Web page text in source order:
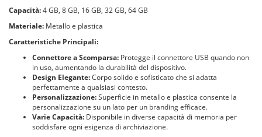
Capacità:4 GB, 8 GB, 16 GB, 32 GB, 64 GB
Materiale: Metallo e plastica
Caratteristiche Principali:
Connettore a Scomparsa: Protegge il connettore USB quando non
in uso, aumentando la durabilità del dispositivo.
Design Elegante:Corpo solido e sofisticato che si adatta
perfettamente a qualsiasi contesto.
Personalizzazione:Superficie in metallo e plastica consente la
personalizzazione su un lato per un branding efficace.
Varie Capacità: Disponibile in diverse capacità di memoria per
soddisfare ogni esigenza di archiviazione.